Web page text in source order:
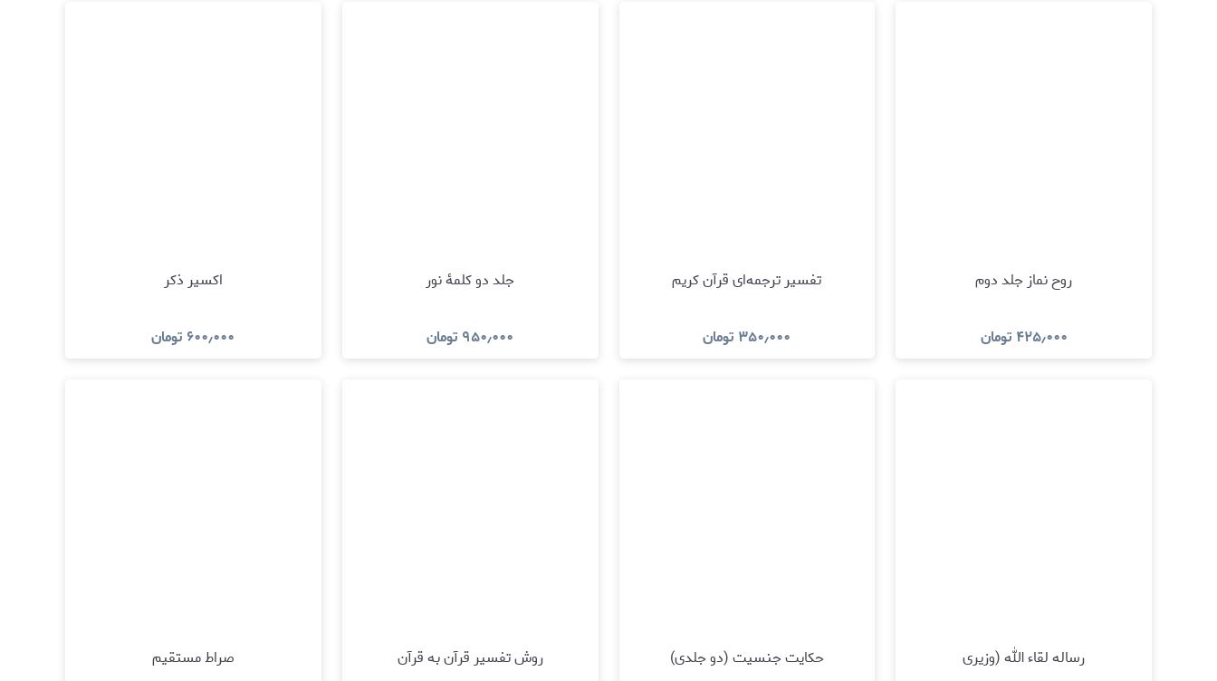
روح نماز جلد دوم
۴۲۵٫۰۰۰ تومان
تفسیر ترجمه‌ای قرآن کریم
۳۵۰٫۰۰۰ تومان
جلد دو کلمۀ نور
۹۵۰٫۰۰۰ تومان
اکسیر ذکر
۶۰۰٫۰۰۰ تومان
رساله لقاء الله (وزیری حکایت جنسیت (دو جلدی) روش تفسیر قرآن به قرآن صراط مستقیم